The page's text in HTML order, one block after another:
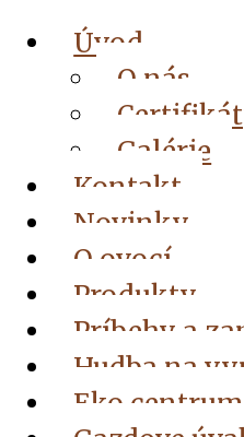
Úvod
O nás
Galérie
Kontakt
Novinky
O ovocí
Produkty
Príbehy a
Hudba na
Eko centrum